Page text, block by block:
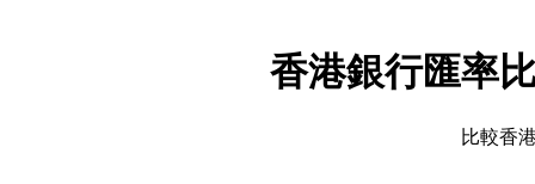
香港銀行匯率
比較香